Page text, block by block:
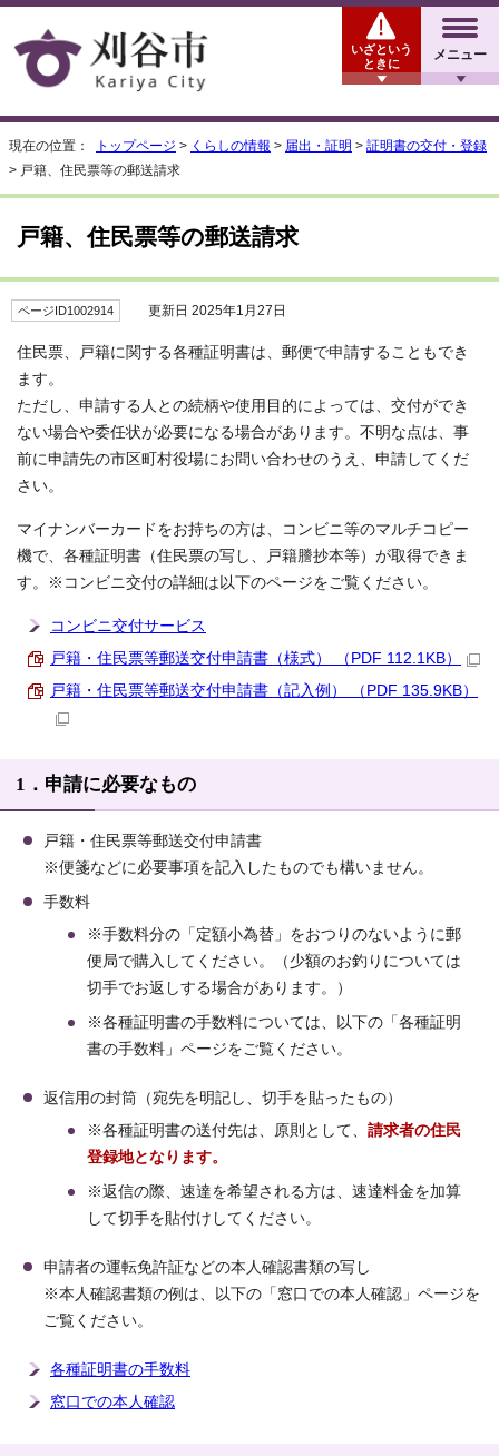
メニュー
いざという
ときに
現在の位置： トップページ > くらしの情報 > 届出・証明 > 証明書の交付・登録
> 戸籍、住民票等の郵送請求
戸籍、住民票等の郵送請求
ページID1002914 更新日 2025年1月27日
住民票、戸籍に関する各種証明書は、郵便で申請することもでき
ます。
ただし、申請する人との続柄や使用目的によっては、交付ができ
ない場合や委任状が必要になる場合があります。不明な点は、事
前に申請先の市区町村役場にお問い合わせのうえ、申請してくだ
さい。
マイナンバーカードをお持ちの方は、コンビニ等のマルチコピー
機で、各種証明書（住民票の写し、戸籍謄抄本等）が取得できま
す。※コンビニ交付の詳細は以下のページをご覧ください。
コンビニ交付サービス
戸籍・住民票等郵送交付申請書（様式） （PDF 112.1KB）
戸籍・住民票等郵送交付申請書（記入例） （PDF 135.9KB）
1．申請に必要なもの
戸籍・住民票等郵送交付申請書
※便箋などに必要事項を記入したものでも構いません。
手数料
※手数料分の「定額小為替」をおつりのないように郵
便局で購入してください。（少額のお釣りについては
切手でお返しする場合があります。）
※各種証明書の手数料については、以下の「各種証明
書の手数料」ページをご覧ください。
返信用の封筒（宛先を明記し、切手を貼ったもの）
※各種証明書の送付先は、原則として、 請求者の住民
登録地となります。
※返信の際、速達を希望される方は、速達料金を加算
して切手を貼付けしてください。
申請者の運転免許証などの本人確認書類の写し
※本人確認書類の例は、以下の「窓口での本人確認」ページを
ご覧ください。
各種証明書の手数料
窓口での本人確認